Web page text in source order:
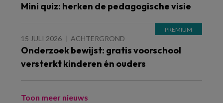
Mini quiz: herken de pedagogische visie
15 JULI 2026 ACHTERGROND
Onderzoek bewijst: gratis voorschool
versterkt kinderen én ouders
Toon meer nieuws